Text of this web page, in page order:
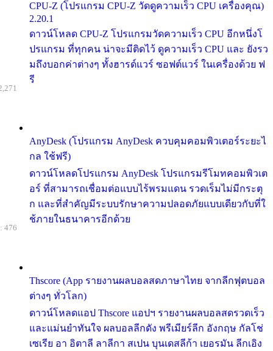
CPU-Z (โปรแกรม CPU-Z วัดดูความเร็ว CPU เครื่องคุณ)
2.20.1
ดาวน์โหลด CPU-Z โปรแกรมวัดความเร็ว CPU อีกหนึ่งโ
ปรแกรม ที่ทุกคน น่าจะมีติดไว้ ดูความเร็ว CPU และ ยังรว
มถึงบอกค่าต่างๆ ทั้งฮารด์แวร์ ซอฟต์แวร์ ในเครื่องด้วย ฟ
รี
AnyDesk (โปรแกรม AnyDesk ควบคุมคอมพิวเตอร์ระยะไ
กล ใช้ฟรี)
ดาวน์โหลดโปรแกรม AnyDesk โปรแกรมรีโมทคอมพิวเต
อร์ ที่สามารถเชื่อมต่อแบบไร้พรมแดน รวดเร็มไม่มีกระตุ
ก และที่สำคัญมีระบบรักษาความปลอดภัยแบบเดียวกับที่ใ
ช้ภายในธนาคารอีกด้วย
Thscore (App รายงานผลบอลสดภาษาไทย จากลีกฟุตบอล
ต่างๆ ทั่วโลก)
ดาวน์โหลดแอป Thscore แอปฯ รายงานผลบอลสดรวดเร็ว
และแม่นยำทันใจ ผลบอลลีกดัง พรีเมียร์ลีก อังกฤษ กัลโช่
เซเรีย อา อิตาลี ลาลีกา สเปน บุนเดสลีก้า เยอรมัน ลีกเอิง
476